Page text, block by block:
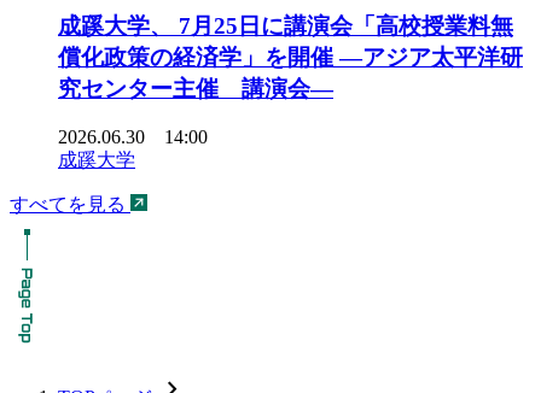
成蹊大学、 7月25日に講演会「高校授業料無
償化政策の経済学」を開催 ―アジア太平洋研
究センター主催 講演会―
2026.06.30 14:00
成蹊大学
すべてを見る